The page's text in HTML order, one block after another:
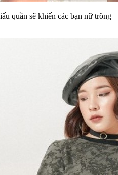
quần sẽ khiến các bạn nữ trông